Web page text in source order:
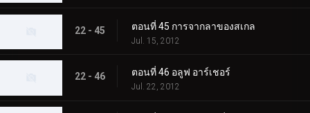
22 - 45 ตอนที่ 45 การจากลาของสเกล
Jul. 15, 2012
22 - 46 ตอนที่ 46 อลูฟ อาร์เชอร์
Jul. 22, 2012